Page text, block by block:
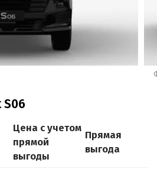
Цена с учетом
прямой
выгоды
Прямая
выгода